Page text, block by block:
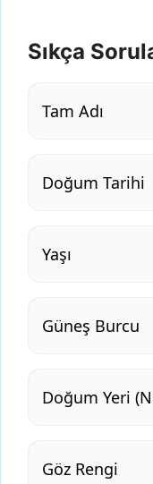
Sıkça
Tam Adı
Doğum Tarihi
Yaşı
Güneş Burcu
Doğum Yeri
Göz Rengi